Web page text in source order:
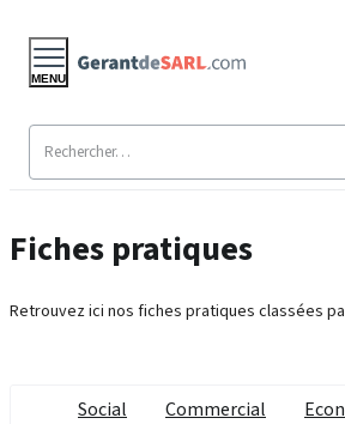
MENU
Fiches pratiques
Retrouvez ici nos fiches pratiques classées
Social Commercial